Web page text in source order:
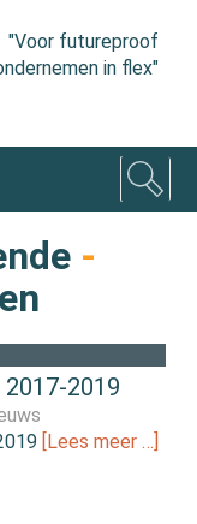
"Voor futureproof
in flex"
-
2019
[Lees meer …]